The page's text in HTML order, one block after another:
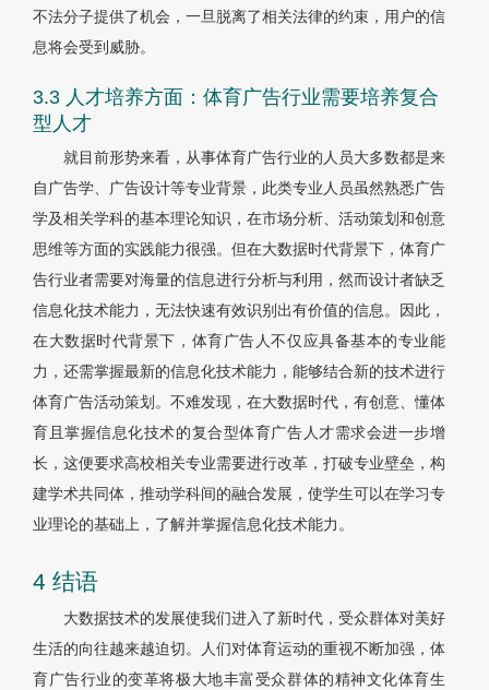
不法分子提供了机会，一旦脱离了相关法律的约束，用户的信
息将会受到威胁。
3.3 人才培养方面：体育广告行业需要培养复合
型人才
就目前形势来看，从事体育广告行业的人员大多数都是来
自广告学、广告设计等专业背景，此类专业人员虽然熟悉广告
学及相关学科的基本理论知识，在市场分析、活动策划和创意
思维等方面的实践能力很强。但在大数据时代背景下，体育广
告行业者需要对海量的信息进行分析与利用，然而设计者缺乏
信息化技术能力，无法快速有效识别出有价值的信息。因此，
在大数据时代背景下，体育广告人不仅应具备基本的专业能
力，还需掌握最新的信息化技术能力，能够结合新的技术进行
体育广告活动策划。不难发现，在大数据时代，有创意、懂体
育且掌握信息化技术的复合型体育广告人才需求会进一步增
长，这便要求高校相关专业需要进行改革，打破专业壁垒，构
建学术共同体，推动学科间的融合发展，使学生可以在学习专
业理论的基础上，了解并掌握信息化技术能力。
4 结语
大数据技术的发展使我们进入了新时代，受众群体对美好
生活的向往越来越迫切。人们对体育运动的重视不断加强，体
育广告行业的变革将极大地丰富受众群体的精神文化体育生